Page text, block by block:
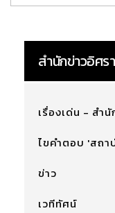
สำนักข่าวอิศรา
เรื่องเด่น - สำ
ไขคำตอบ 'สถ
ข่าว
เวทีทัศน์